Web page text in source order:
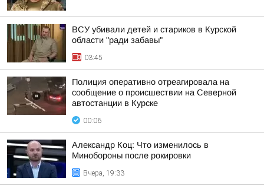
ВСУ убивали детей и стариков в Курской
области "ради забавы"
03:45
Полиция оперативно отреагировала на
сообщение о происшествии на Северной
автостанции в Курске
00:06
Александр Коц: Что изменилось в
Минобороны после рокировки
Вчера, 19:33